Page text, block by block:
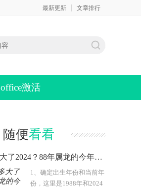
最新更新 文章排行
office激活
随便看看
88年的今年多大了2024？88年属龙的今年多大？
1、确定出生年份和当前年
份，这里是1988年和2024